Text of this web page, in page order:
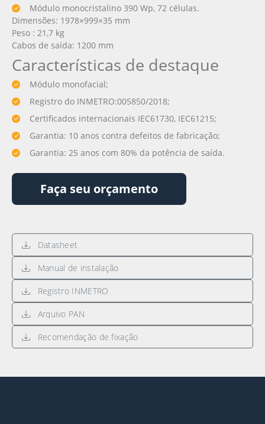
Módulo monocristalino 390 Wp, 72 células.
Dimensões: 1978×999×35 mm
Peso : 21,7 kg
Cabos de saída: 1200 mm
Características de destaque
Módulo monofacial;
Registro do INMETRO:005850/2018;
Certificados internacionais IEC61730, IEC61215;
Garantia: 10 anos contra defeitos de fabricação;
Garantia: 25 anos com 80% da potência de saída.
Faça seu orçamento
Datasheet
Manual de instalação
Registro INMETRO
Arquivo PAN
Recomendação de fixação